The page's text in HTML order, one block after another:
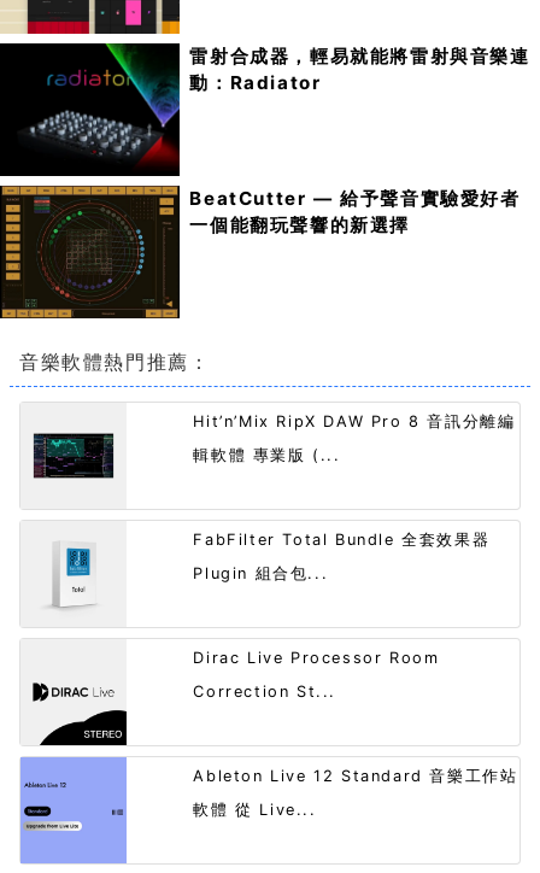
雷射合成器，輕易就能將雷射與音樂連
動：Radiator
BeatCutter — 給予聲音實驗愛好者
一個能翻玩聲響的新選擇
音樂軟體熱門推薦：
Hit’n’Mix RipX DAW Pro 8 音訊分離編
輯軟體 專業版 (...
FabFilter Total Bundle 全套效果器
Plugin 組合包...
Dirac Live Processor Room
Correction St...
Ableton Live 12 Standard 音樂工作站
軟體 從 Live...